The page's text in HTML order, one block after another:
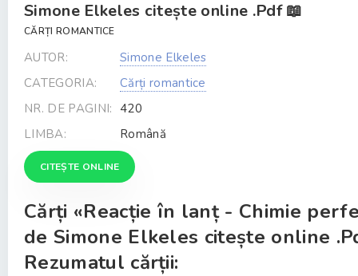
Simone Elkeles citește online .Pdf 📖
CĂRȚI ROMANTICE
AUTOR:
Simone Elkeles
CATEGORIA:
Cărți romantice
NR. DE PAGINI: 420
LIMBA:
Română
CITEȘTE ONLINE
Cărți «Reacție în lanț - Chimie
de Simone Elkeles citește online
Rezumatul cărții: